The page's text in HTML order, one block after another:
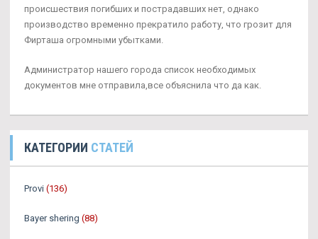
происшествия погибших и пострадавших нет, однако
производство временно прекратило работу, что грозит для
Фирташа огромными убытками.
Администратор нашего города список необходимых
документов мне отправила,все объяснила что да как.
КАТЕГОРИИ СТАТЕЙ
Provi (136)
Bayer shering (88)